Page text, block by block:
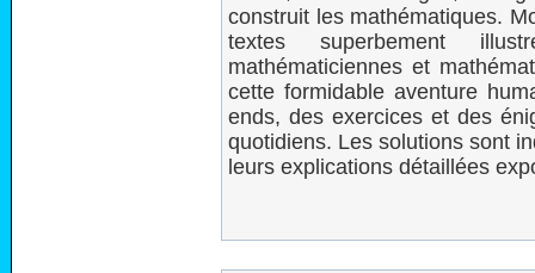
construit les mathématiques.
textes superbement
mathématiciennes et
cette formidable aventure
ends, des exercices et des
quotidiens. Les solutions sont
leurs explications détaillées